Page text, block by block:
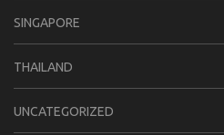
SINGAPORE
THAILAND
UNCATEGORIZED